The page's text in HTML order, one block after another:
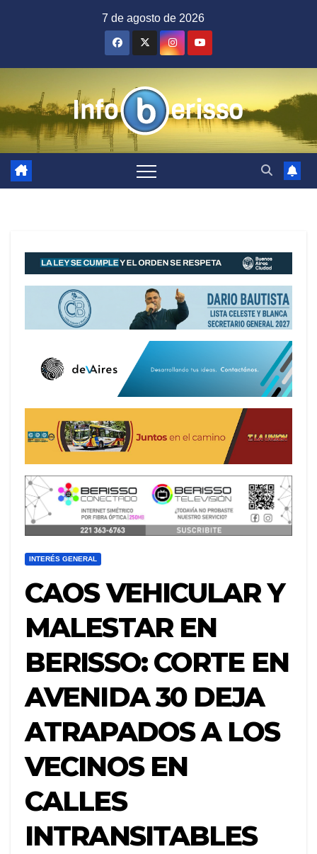
7 de agosto de 2026
INTERÉS GENERAL
CAOS VEHICULAR Y
MALESTAR EN
BERISSO: CORTE EN
AVENIDA 30 DEJA
ATRAPADOS A LOS
VECINOS EN
CALLES
INTRANSITABLES